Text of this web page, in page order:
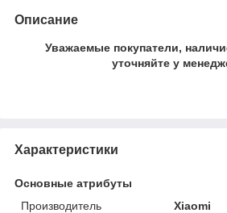
Описание
Уважаемые покупатели,
уточняйте у
Характеристики
Основные атрибуты
Производитель
Xiaomi